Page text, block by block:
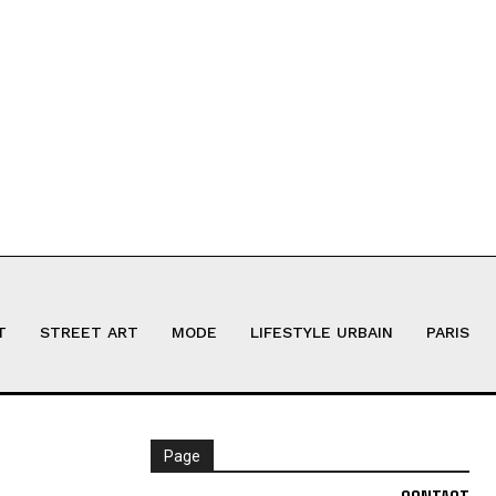
STREET ART MODE LIFESTYLE URBAIN PARIS
Page